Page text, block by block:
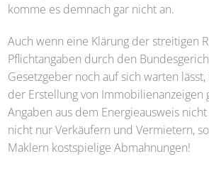
komme es demnach gar nicht an.
Auch wenn eine Klärung der streitigen
Pflichtangaben durch den
Gesetzgeber noch auf sich warten
der Erstellung von Immobilienanzeigen
Angaben aus dem Energieausweis
nicht nur Verkäufern und Vermietern,
Maklern kostspielige Abmahnungen!